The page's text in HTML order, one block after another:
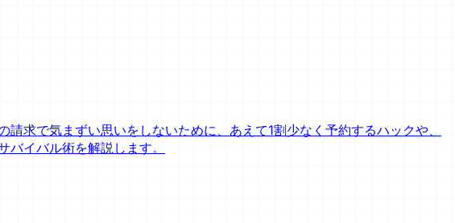
求で気まずい思いをしないために、あえて1割少なく予約するハックや、
イバル術を解説します。